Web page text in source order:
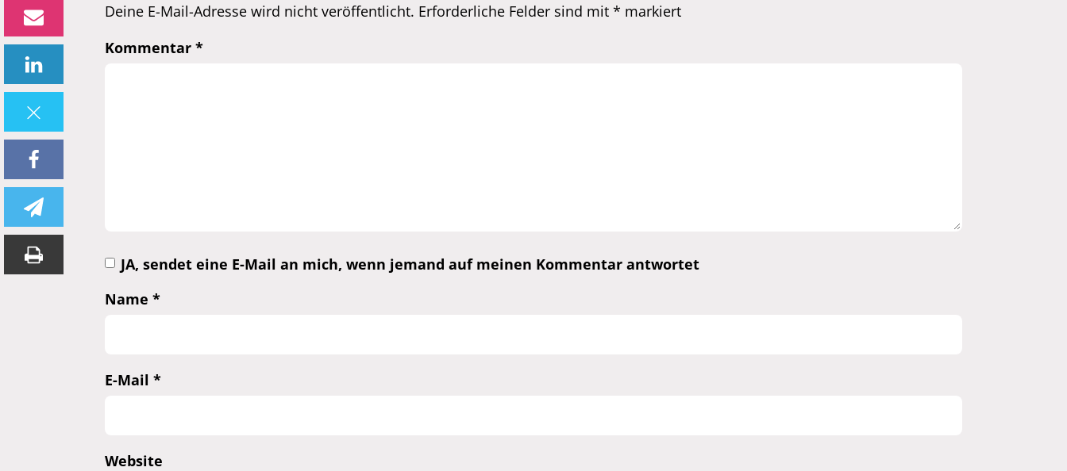
Deine E-Mail-Adresse wird nicht veröffentlicht. Erforderliche Felder sind mit * markiert
Kommentar *
JA, sendet eine E-Mail an mich, wenn jemand auf meinen Kommentar antwortet
Name *
E-Mail *
Website